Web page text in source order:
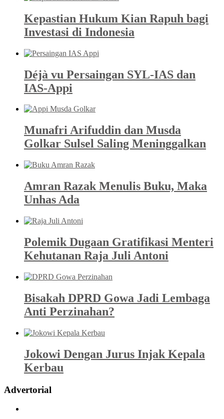
Kepastian Hukum Kian Rapuh bagi
Investasi di Indonesia
Déjà vu Persaingan SYL-IAS dan
IAS-Appi
Munafri Arifuddin dan Musda
Golkar Sulsel Saling Meninggalkan
Amran Razak Menulis Buku, Maka
Unhas Ada
Polemik Dugaan Gratifikasi Menteri
Kehutanan Raja Juli Antoni
Bisakah DPRD Gowa Jadi Lembaga
Anti Perzinahan?
Jokowi Dengan Jurus Injak Kepala
Kerbau
Advertorial